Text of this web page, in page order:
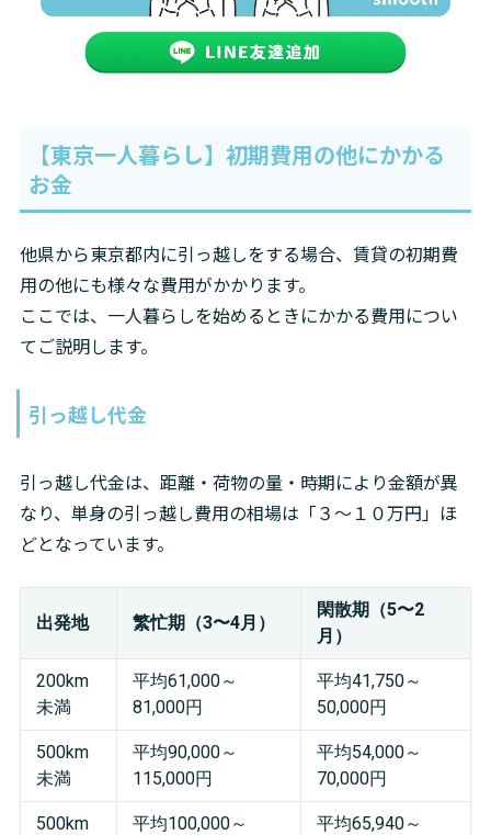
【東京一人暮らし】初期費用の他にかかる
お金
他県から東京都内に引っ越しをする場合、賃貸の初期費
用の他にも様々な費用がかかります。
ここでは、一人暮らしを始めるときにかかる費用につい
てご説明します。
引っ越し代金
引っ越し代金は、距離・荷物の量・時期により金額が異
なり、単身の引っ越し費用の相場は「３〜１０万円」ほ
どとなっています。
出発地 繁忙期（3〜4月）
閑散期（5〜2
月）
200km
未満
平均61,000～
81,000円
平均41,750～
50,000円
500km
未満
平均90,000～
115,000円
平均54,000～
70,000円
500km
平均100,000～
平均65,940～